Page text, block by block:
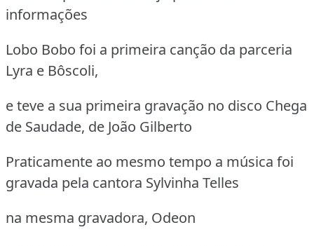
informações
Lobo Bobo foi a primeira canção da parceria
Lyra e Bôscoli,
e teve a sua primeira gravação no disco Chega
de Saudade, de João Gilberto
Praticamente ao mesmo tempo a música foi
gravada pela cantora Sylvinha Telles
na mesma gravadora, Odeon